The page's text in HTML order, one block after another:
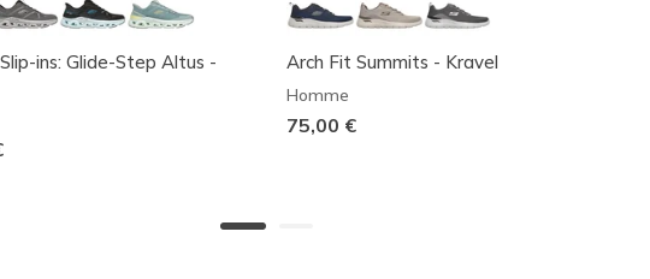
ins: Glide-Step Altus -
Arch Fit Summits - Kravel
Homme
75,00 €